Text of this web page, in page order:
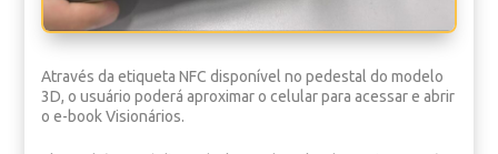
Através da etiqueta NFC disponível no pedestal do modelo
3D, o usuário poderá aproximar o celular para acessar e abrir
o e-book Visionários.